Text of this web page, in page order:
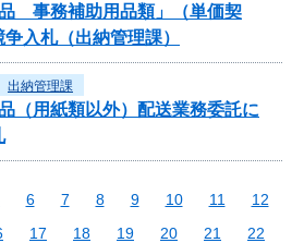
事務補助用品類」（単価契
入札（出納管理課）
出納管理課
（用紙類以外）配送業務委託に
6 7 8 9 10 11
12
17 18 19 20 21
22